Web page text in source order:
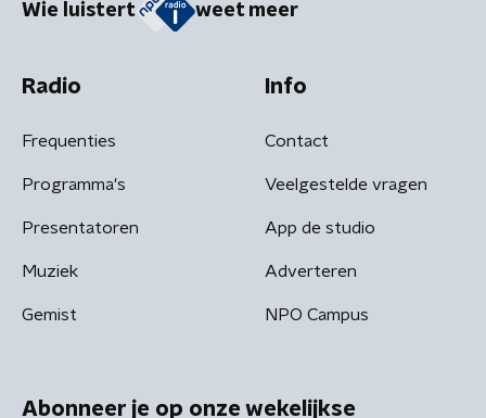
Wie luistert weet meer
Radio
Frequenties
Programma's
Presentatoren
Muziek
Gemist
Info
Contact
Veelgestelde vragen
App de studio
Adverteren
NPO Campus
Abonneer je op onze wekelijkse